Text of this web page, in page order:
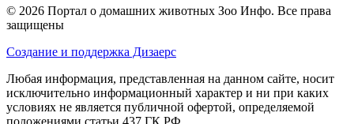
© 2026 Портал о домашних животных Зоо Инфо. Все права
защищены
Создание и поддержка Дизаерс
Любая информация, представленная на данном сайте, носит
исключительно информационный характер и ни при каких
условиях не является публичной офертой, определяемой